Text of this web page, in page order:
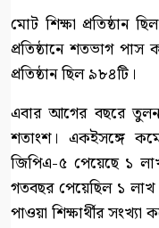
মোট শিক্ষা প্রতিষ্ঠান
প্রতিষ্ঠানে শতভাগ
প্রতিষ্ঠান ছিল ৯৮৪টি।
এবার আগের বছরে
শতাংশ। একইসঙ্গে
জিপিএ-৫ পেয়েছে ১
গতবছর পেয়েছিল ১
পাওয়া শিক্ষার্থীর